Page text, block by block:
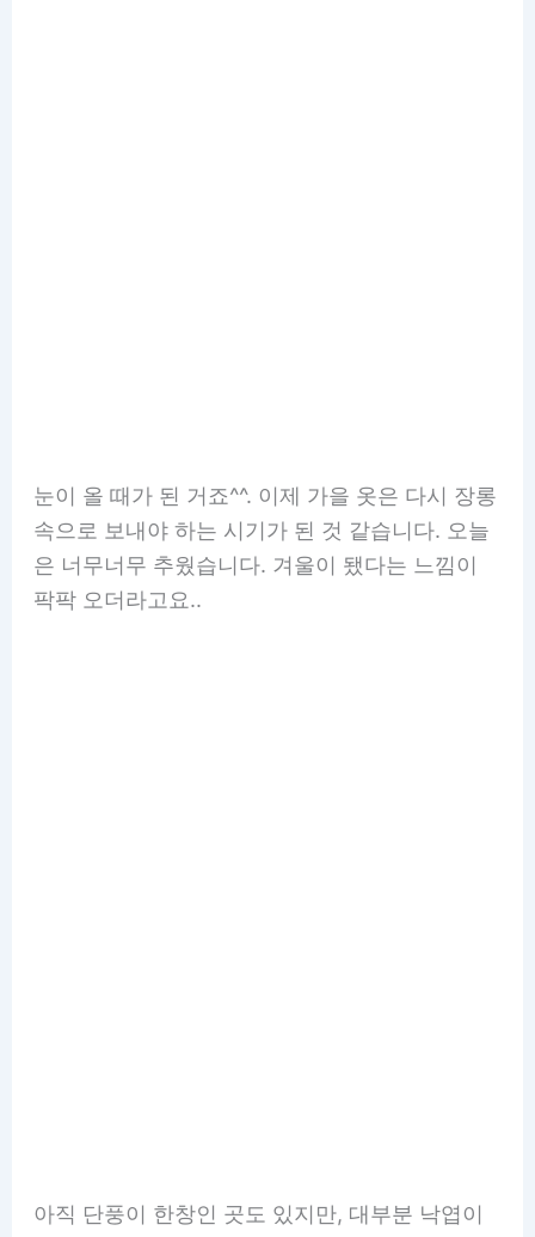
눈이 올 때가 된 거죠^^. 이제 가을 옷은 다시 장롱
속으로 보내야 하는 시기가 된 것 같습니다. 오늘
은 너무너무 추웠습니다. 겨울이 됐다는 느낌이
팍팍 오더라고요..
아직 단풍이 한창인 곳도 있지만, 대부분 낙엽이